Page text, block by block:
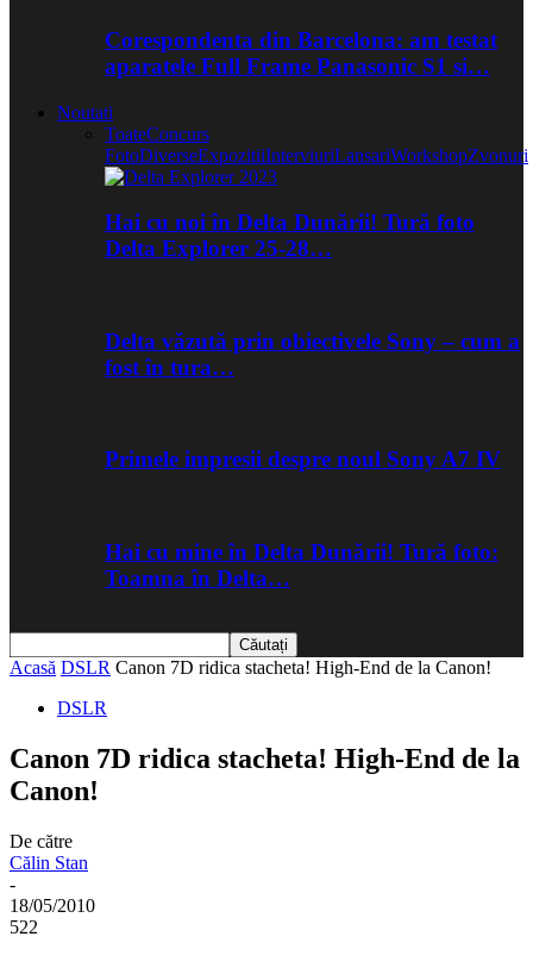
Corespondenta din Barcelona: am testat
aparatele Full Frame Panasonic S1 si…
Noutati
ToateConcurs
FotoDiverseExpozitiiInterviuriLansariWorkshopZvonuri
Hai cu noi în Delta Dunării! Tură foto
Delta Explorer 25-28…
Delta văzută prin obiectivele Sony – cum a
fost în tura…
Primele impresii despre noul Sony A7 IV
Hai cu mine în Delta Dunării! Tură foto:
Toamna în Delta…
Acasă DSLR Canon 7D ridica stacheta! High-End de la Canon!
DSLR
Canon 7D ridica stacheta! High-End de la
Canon!
De către
Călin Stan
-
18/05/2010
522